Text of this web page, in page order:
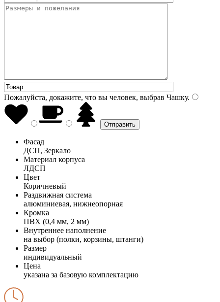
Пожалуйста, докажите, что вы человек, выбрав Чашку.
Фасад
ДСП, Зеркало
Материал корпуса
ЛДСП
Цвет
Коричневый
Раздвижная система
алюминиевая, нижнеопорная
Кромка
ПВХ (0,4 мм, 2 мм)
Внутреннее наполнение
на выбор (полки, корзины, штанги)
Размер
индивидуальный
Цена
указана за базовую комплектацию